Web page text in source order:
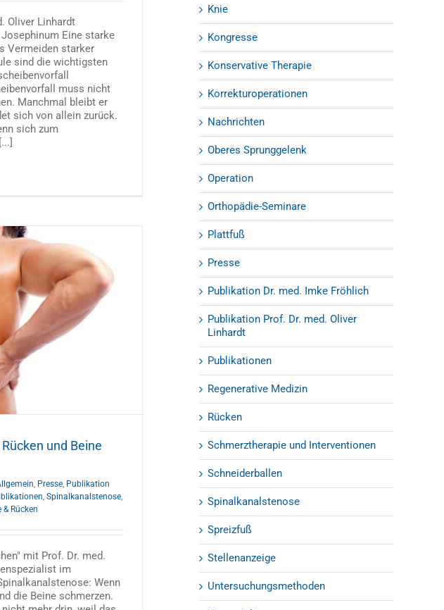
Oliver Linhardt
Eine starke
Vermeiden starker
sind die wichtigsten
muss nicht
Manchmal bleibt er
sich von allein zurück.
sich zum
und Beine
, Presse, Publikation
, Spinalkanalstenose,
Rücken
mit Prof. Dr. med.
im
Wenn
die Beine schmerzen.
Knie
Kongresse
Konservative Therapie
Korrekturoperationen
Nachrichten
Oberes Sprunggelenk
Operation
Orthopädie-Seminare
Plattfuß
Presse
Publikation Dr. med. Imke Fröhlich
Publikation Prof. Dr. med. Oliver
Linhardt
Publikationen
Regenerative Medizin
Rücken
Schmerztherapie und Interventionen
Schneiderballen
Spinalkanalstenose
Spreizfuß
Stellenanzeige
Untersuchungsmethoden